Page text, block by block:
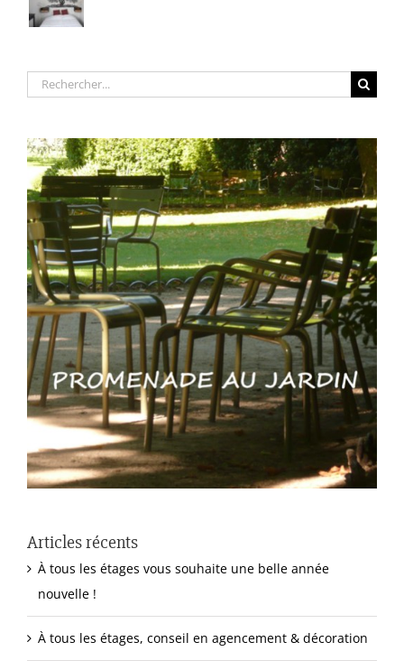
Rechercher:
Articles récents
À tous les étages vous souhaite une belle année
nouvelle !
À tous les étages, conseil en agencement & décoration